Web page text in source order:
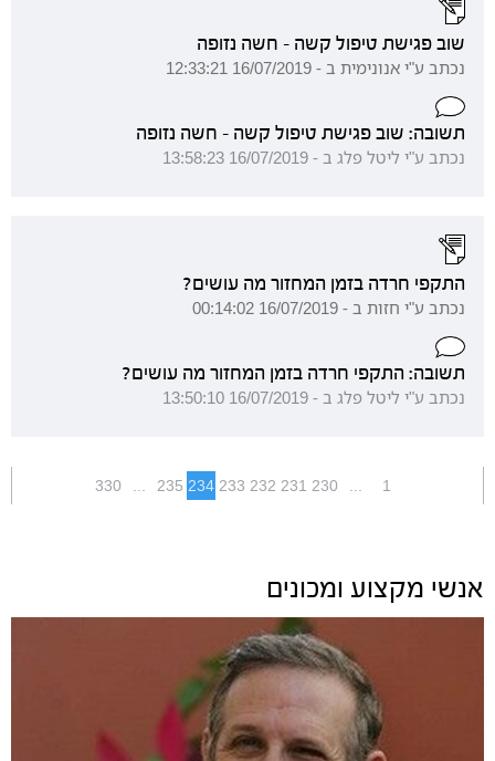
שוב פגישת טיפול קשה - חשה נזופה
נכתב ע"י אנונימית ב - 16/07/2019 12:33:21
תשובה: שוב פגישת טיפול קשה - חשה נזופה
נכתב ע"י ליטל פלג ב - 16/07/2019 13:58:23
התקפי חרדה בזמן המחזור מה עושים?
נכתב ע"י חזות ב - 16/07/2019 00:14:02
תשובה: התקפי חרדה בזמן המחזור מה עושים?
נכתב ע"י ליטל פלג ב - 16/07/2019 13:50:10
1
...
230
231
232
233
234
235
...
330
אנשי מקצוע ומכונים